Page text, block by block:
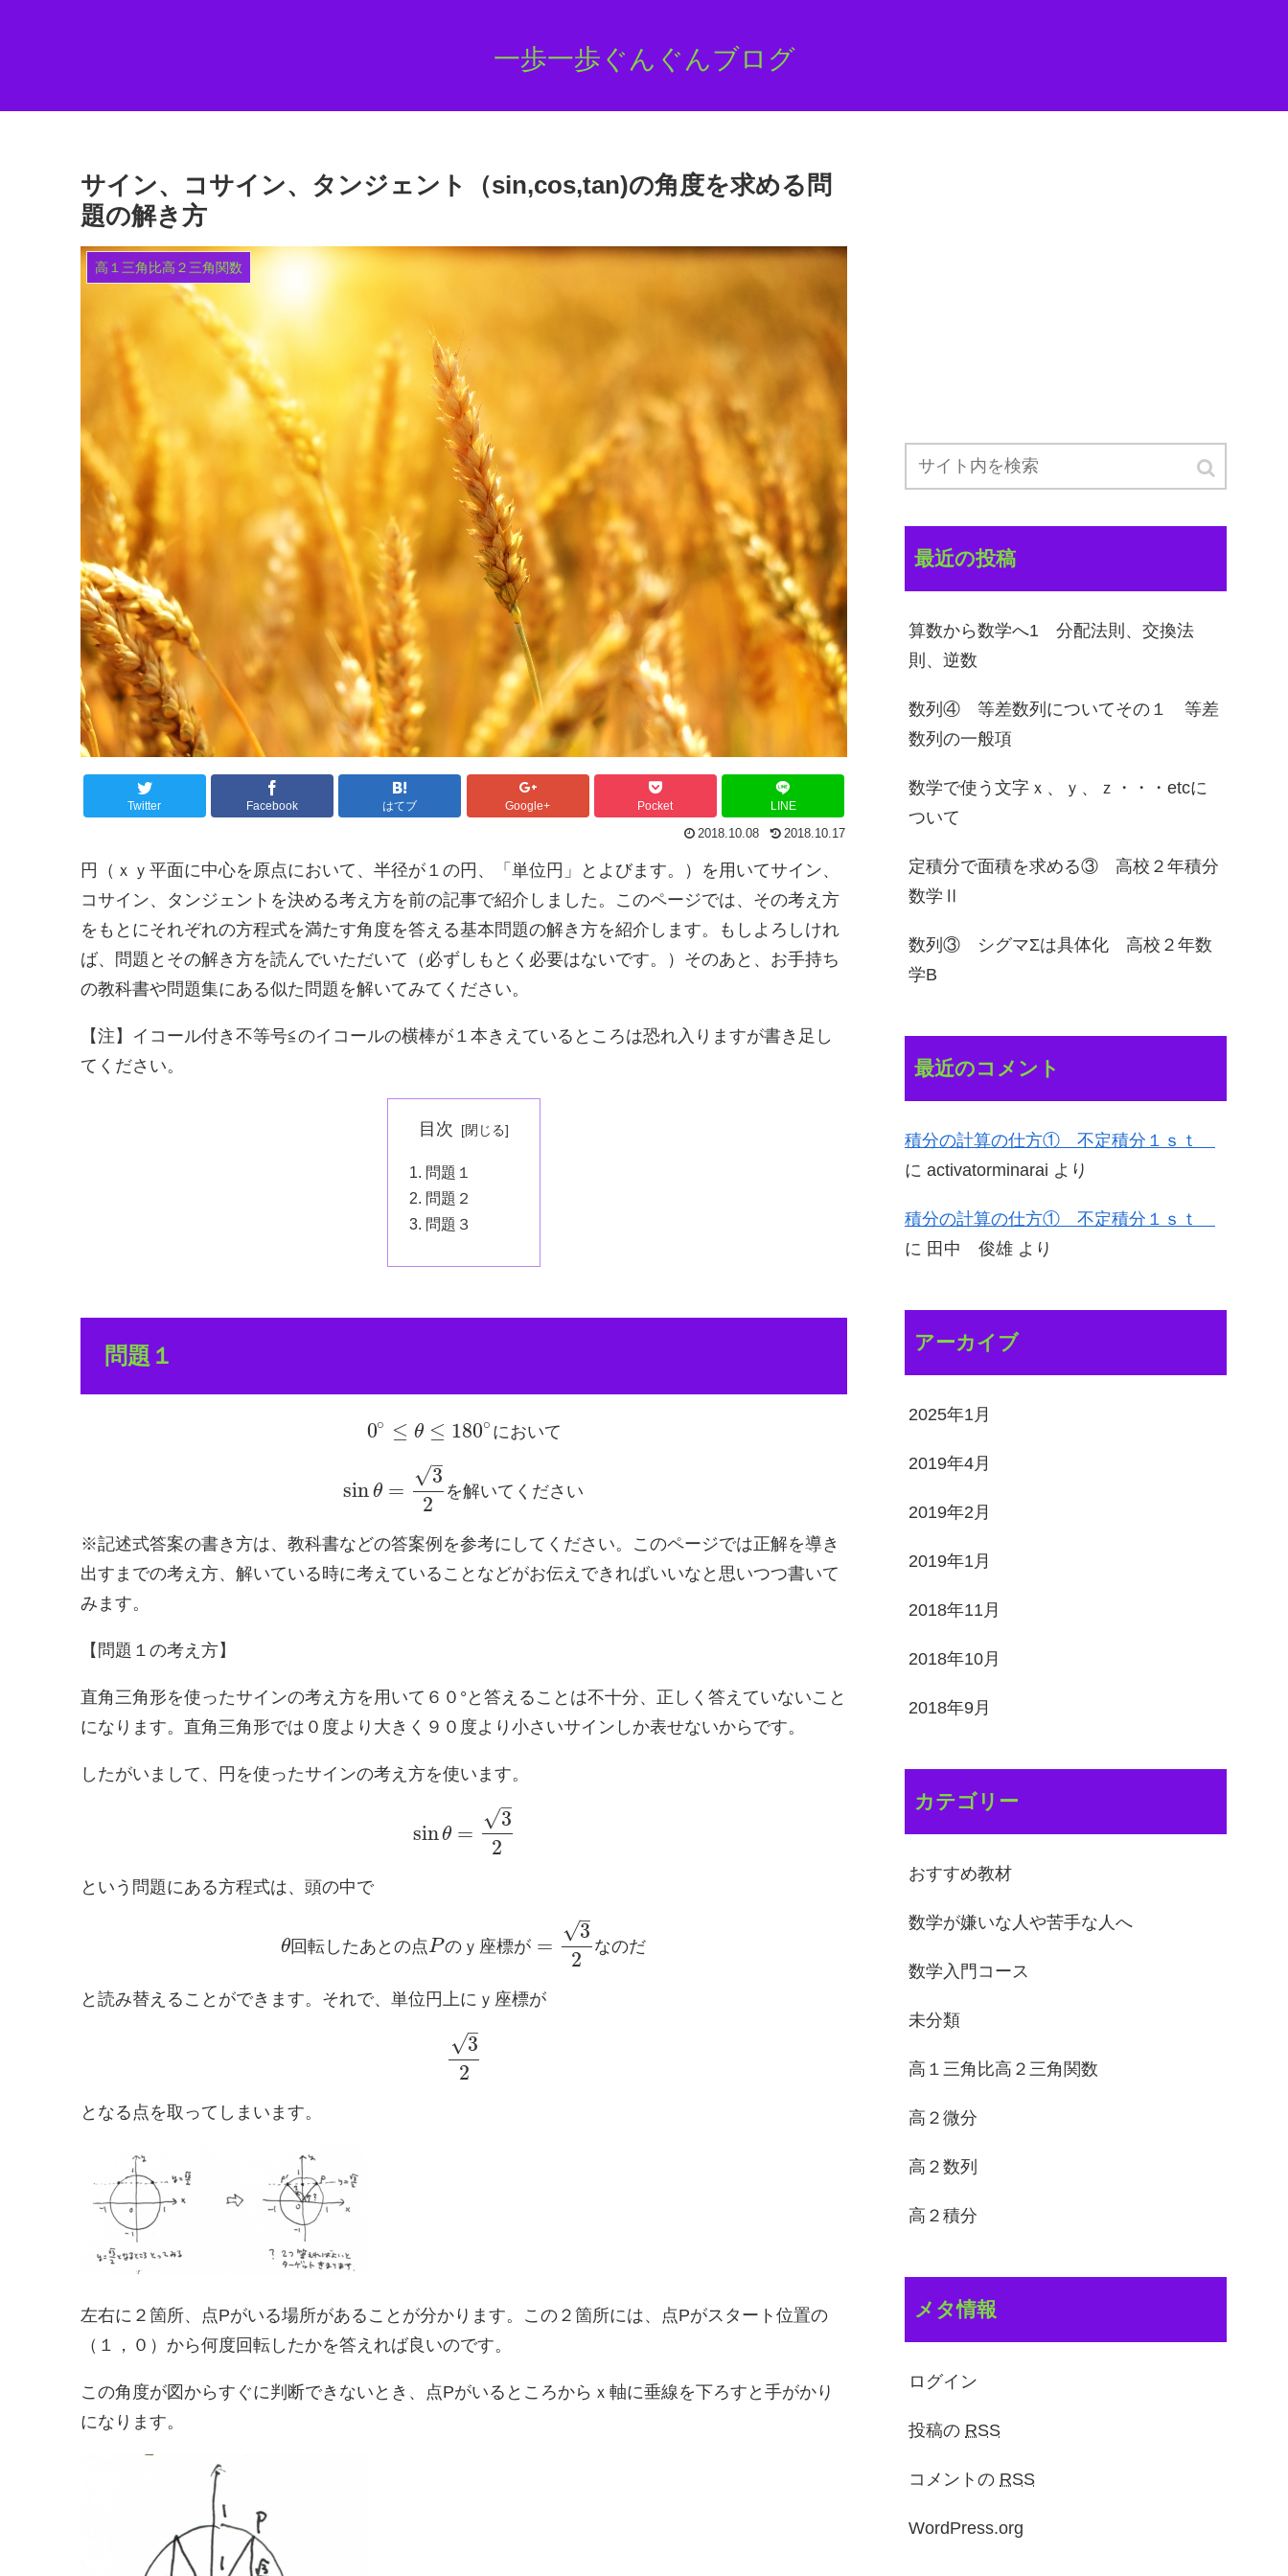
一歩一歩ぐんぐんブログ
サイン、コサイン、タンジェント（sin,cos,tan)の角度を求める問
題の解き方
高１三角比高２三角関数
Twitter Facebook はてブ Google+ Pocket LINE
2018.10.08 2018.10.17
円（ｘｙ平面に中心を原点において、半径が１の円、「単位円」とよびます。）を用いてサイン、
コサイン、タンジェントを決める考え方を前の記事で紹介しました。このページでは、その考え方
をもとにそれぞれの方程式を満たす角度を答える基本問題の解き方を紹介します。もしよろしけれ
ば、問題とその解き方を読んでいただいて（必ずしもとく必要はないです。）そのあと、お手持ち
の教科書や問題集にある似た問題を解いてみてください。
【注】イコール付き不等号≦のイコールの横棒が１本きえているところは恐れ入りますが書き足し
てください。
目次
問題１
問題２
問題３
問題１
0∘ ≤ θ ≤ 180∘ において
sinθ =
3
–
√
2
を解いて く ださ い
※記述式答案の書き方は、教科書などの答案例を参考にしてください。このページでは正解を導き
出すまでの考え方、解いている時に考えていることなどがお伝えできればいいなと思いつつ書いて
みます。
【問題１の考え方】
直角三角形を使ったサインの考え方を用いて６０°と答えることは不十分、正しく答えていないこと
になります。直角三角形では０度より大きく９０度より小さいサインしか表せないからです。
したがいまして、円を使ったサインの考え方を使います。
sinθ =
3
–
√
2
という問題にある方程式は、頭の中で
θ回転 し たあ との点Pのｙ 座標が =
3
–
√
2
なのだ
と読み替えることができます。それで、単位円上にｙ座標が
3
–
√
2
となる点を取ってしまいます。
左右に２箇所、点Pがいる場所があることが分かります。この２箇所には、点Pがスタート位置の
（１，０）から何度回転したかを答えれば良いのです。
この角度が図からすぐに判断できないとき、点Pがいるところからｘ軸に垂線を下ろすと手がかり
になります。
最近の投稿
算数から数学へ1 分配法則、交換法
則、逆数
数列④ 等差数列についてその１ 等差
数列の一般項
数学で使う文字ｘ、ｙ、ｚ・・・etcに
ついて
定積分で面積を求める③ 高校２年積分
数学Ⅱ
数列③ シグマΣは具体化 高校２年数
学B
最近のコメント
積分の計算の仕方① 不定積分１ｓｔ
に activatorminarai より
積分の計算の仕方① 不定積分１ｓｔ
に 田中 俊雄 より
アーカイブ
2025年1月
2019年4月
2019年2月
2019年1月
2018年11月
2018年10月
2018年9月
カテゴリー
おすすめ教材
数学が嫌いな人や苦手な人へ
数学入門コース
未分類
高１三角比高２三角関数
高２微分
高２数列
高２積分
メタ情報
ログイン
投稿の RSS
コメントの RSS
WordPress.org